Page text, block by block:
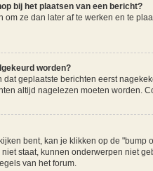
bij het plaatsen van een bericht?
om ze dan later af te werken en te
worden?
geplaatste berichten eerst
altijd nagelezen moeten worden.
bent, kan je klikken op de
staat, kunnen onderwerpen niet
van het forum.